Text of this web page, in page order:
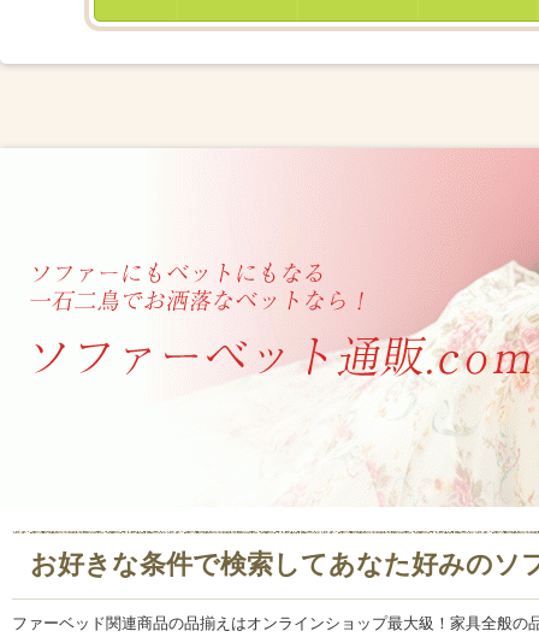
お好きな条件で検索してあなた好みのソ
ファーベッド関連商品の品揃えはオンラインショップ最大級！家具全般